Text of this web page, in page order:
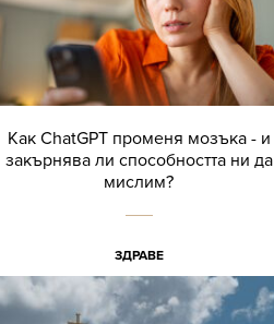
Как ChatGPT променя мозъка - и
закърнява ли способността ни да
мислим?
ЗДРАВЕ